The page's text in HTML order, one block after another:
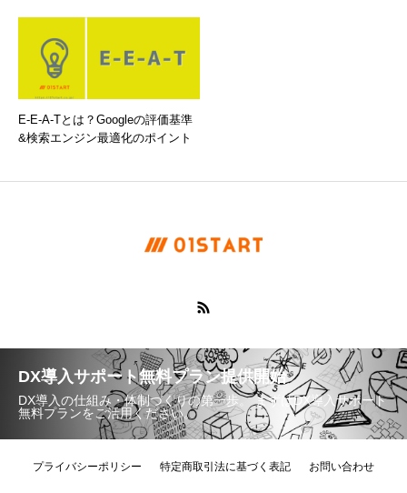
E-E-A-Tとは？Googleの評価基準
&検索エンジン最適化のポイント
DX導入サポート無料プラン提供開始
DX導入の仕組み・体制づくりの第一歩。 まずはDX導入サポート
無料プランをご活用ください。
プライバシーポリシー 特定商取引法に基づく表記 お問い合わせ